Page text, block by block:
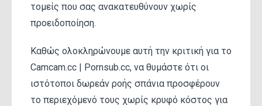
τομείς που σας ανακατευθύνουν χωρίς
προειδοποίηση.
Καθώς ολοκληρώνουμε αυτή την κριτική για το
Camcam.cc | Pornsub.cc, να θυμάστε ότι οι
ιστότοποι δωρεάν ροής σπάνια προσφέρουν
το περιεχόμενό τους χωρίς κρυφό κόστος για